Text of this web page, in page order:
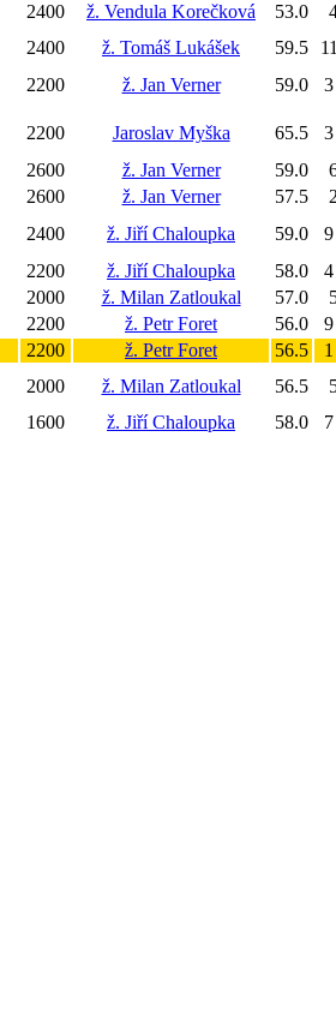
2400 ž. Vendula Korečková 53.0
2400 ž. Tomáš Lukášek 59.5
2200 ž. Jan Verner 59.0
2200 Jaroslav Myška 65.5
2600 ž. Jan Verner 59.0
2600 ž. Jan Verner 57.5
2400 ž. Jiří Chaloupka 59.0
2200 ž. Jiří Chaloupka 58.0
2000 ž. Milan Zatloukal 57.0
2200 ž. Petr Foret 56.0
2200 ž. Petr Foret 56.5
2000 ž. Milan Zatloukal 56.5
1600 ž. Jiří Chaloupka 58.0